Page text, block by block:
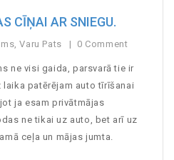
CĪŅAI AR SNIEGU.
,Varu Pats 0 Comment
ne visi gaida, parsvarā tie ir
patērējam auto tīrīšanai
ja esam privātmājas
ne tikai uz auto, bet arī uz
ceļa un mājas jumta.